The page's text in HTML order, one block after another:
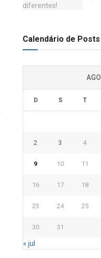
Calendário de Posts
D S T
2 3 4
9 10 11
16 17 18
23 24 25
30 31
« jul